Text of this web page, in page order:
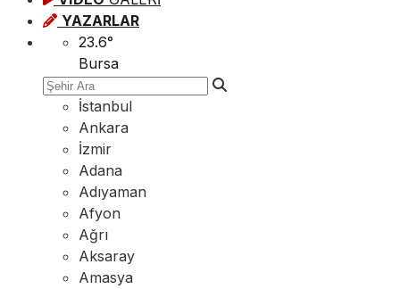
YAZARLAR
23.6°
Bursa
İstanbul
Ankara
İzmir
Adana
Adıyaman
Afyon
Ağrı
Aksaray
Amasya